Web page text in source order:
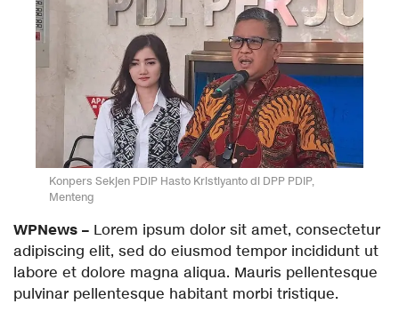
Konpers Sekjen PDIP Hasto Kristiyanto di DPP PDIP,
Menteng
WPNews – Lorem ipsum dolor sit amet, consectetur
adipiscing elit, sed do eiusmod tempor incididunt ut
labore et dolore magna aliqua. Mauris pellentesque
pulvinar pellentesque habitant morbi tristique.